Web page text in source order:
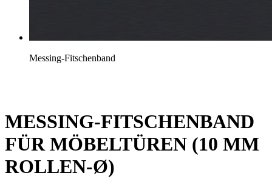
Messing-Fitschenband
MESSING-FITSCHENBAND
FÜR MÖBELTÜREN (10 MM
ROLLEN-Ø)